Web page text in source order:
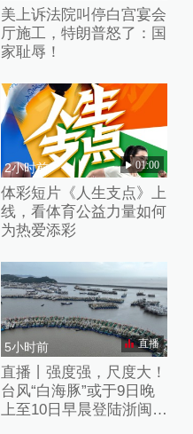
美上诉法院叫停白宫宴会
厅施工，特朗普怒了：国
家耻辱！
2小时前 01:00
体彩短片《人生支点》上
线，看体育公益力量如何
为热爱添彩
5小时前 直播
直播丨强度强，尺度大！
台风“白海豚”或于9日晚
上至10日早晨登陆浙闽沿